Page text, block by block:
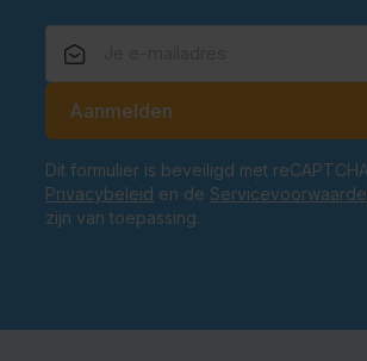
Aanmelden
Dit formulier is beveiligd met
Privacybeleid en de
zijn van toepassing.